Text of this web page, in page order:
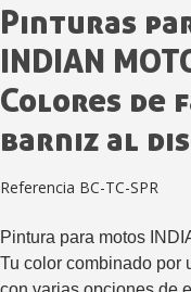
Pinturas
INDIAN
Colores de
barniz al
Referencia BC-TC-SPR
Pintura para motos
Tu color combinado por